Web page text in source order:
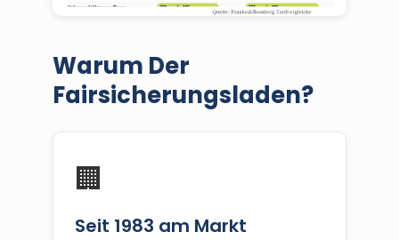
Warum Der
Fairsicherungsladen?
🏢
Seit 1983 am Markt